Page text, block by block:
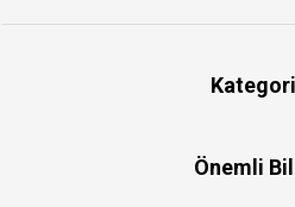
Önemli